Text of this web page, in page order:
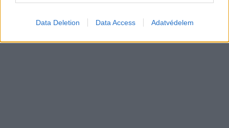
Data Deletion Data Access Adatvédelem